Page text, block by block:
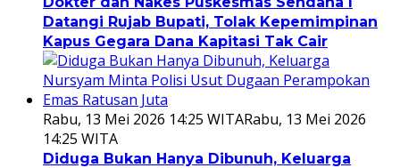
Datangi Rujab Bupati, Tolak Kepemimpinan
Kapus Gegara Dana Kapitasi Tak Cair
Rabu, 13 Mei 2026 14:25 WITARabu, 13 Mei 2026
14:25 WITA
Diduga Bukan Hanya Dibunuh, Keluarga